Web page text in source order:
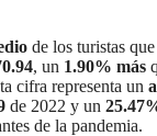
de los turistas
, un 1.90% más
cifra representa un
de 2022 y un
de la pandemia.